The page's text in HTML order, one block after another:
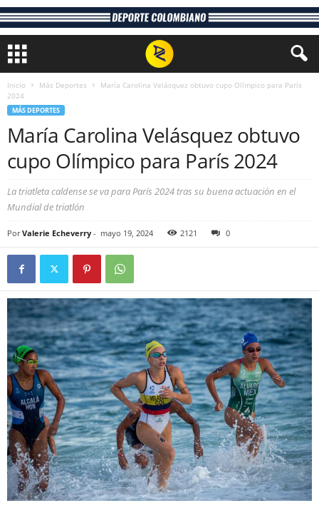
Inicio Más Deportes
María Carolina Velásquez obtuvo cupo Olímpico para París
2024
MÁS DEPORTES
María Carolina Velásquez obtuvo
cupo Olímpico para París 2024
La triatleta caldense se va para París 2024 tras su buena actuación en el
Mundial de triatlón
Por Valerie Echeverry - mayo 19, 2024 2121 0